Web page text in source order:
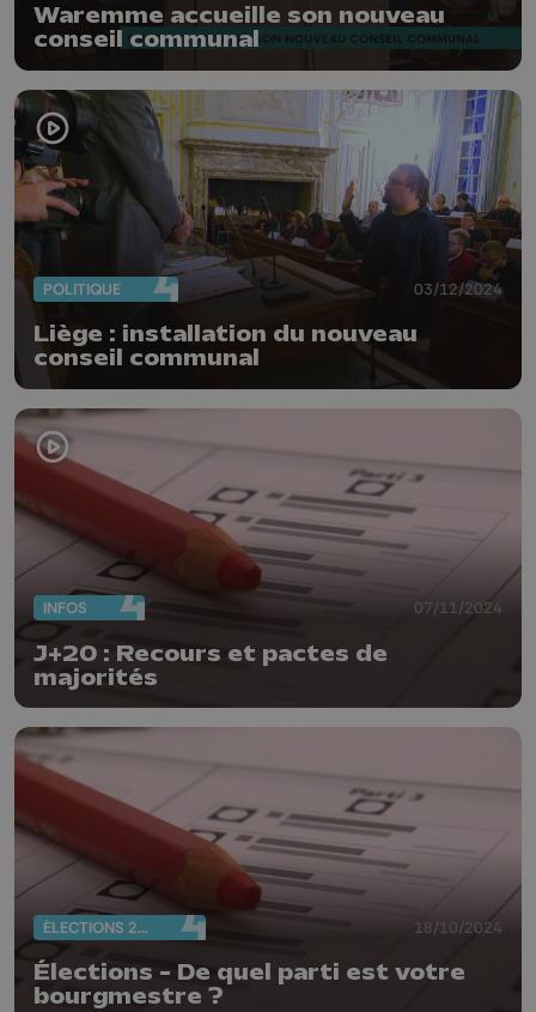
Waremme accueille son nouveau
conseil communal
POLITIQUE 03/12/2024
Liège : installation du nouveau
conseil communal
INFOS 07/11/2024
J+20 : Recours et pactes de
majorités
ÉLECTIONS 2024 18/10/2024
Élections - De quel parti est votre
bourgmestre ?